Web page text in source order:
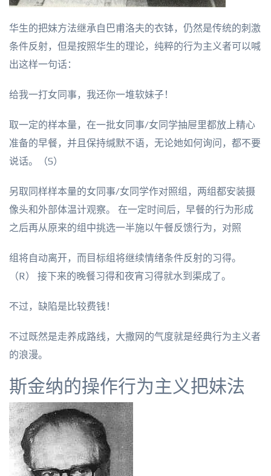
华生的把妹方法继承自巴甫洛夫的衣钵，仍然是传统的刺激
条件反射，但是按照华生的理论，纯粹的行为主义者可以喊
出这样一句话：
给我一打女同事，我还你一堆软妹子！
取一定的样本量，在一批女同事/女同学抽屉里都放上精心
准备的早餐，并且保持缄默不语，无论她如何询问，都不要
说话。（S）
另取同样样本量的女同事/女同学作对照组，两组都安装摄
像头和外部体温计观察。 在一定时间后，早餐的行为形成
之后再从原来的组中挑选一半施以午餐反馈行为，对照
组将自动离开，而目标组将继续情绪条件反射的习得。
（R） 接下来的晚餐习得和夜宵习得就水到渠成了。
不过，缺陷是比较费钱！
不过既然是走养成路线，大撒网的气度就是经典行为主义者
的浪漫。
斯金纳的操作行为主义把妹法